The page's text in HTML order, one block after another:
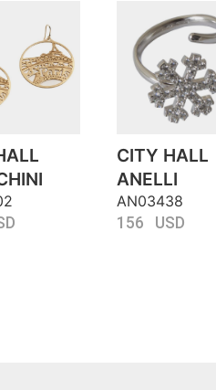
CITY HALL
ANELLI
AN03438
156 USD